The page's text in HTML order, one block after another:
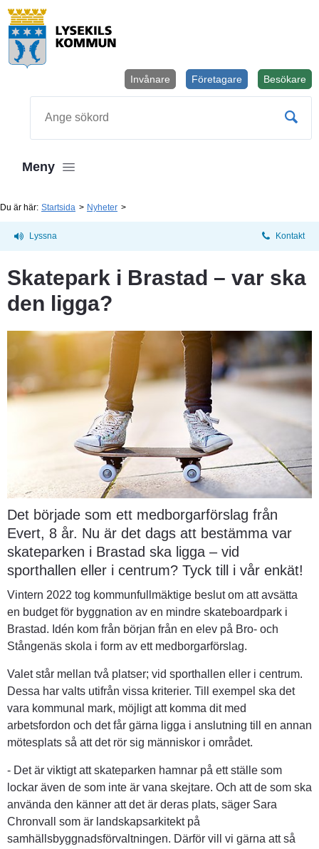
Besökare
Företagare
Invånare
Meny
Du är här: Startsida Nyheter
Lyssna Kontakt
Skatepark i Brastad – var ska
den ligga?
Det började som ett medborgarförslag från
Evert, 8 år. Nu är det dags att bestämma var
skateparken i Brastad ska ligga – vid
sporthallen eller i centrum? Tyck till i vår enkät!
Vintern 2022 tog kommunfullmäktige beslut om att avsätta
en budget för byggnation av en mindre skateboardpark i
Brastad. Idén kom från början från en elev på Bro- och
Stångenäs skola i form av ett medborgarförslag.
Valet står mellan två platser; vid sporthallen eller i centrum.
Dessa har valts utifrån vissa kriterier. Till exempel ska det
vara kommunal mark, möjligt att komma dit med
arbetsfordon och det får gärna ligga i anslutning till en annan
mötesplats så att det rör sig människor i området.
- Det är viktigt att skateparken hamnar på ett ställe som
lockar även de som inte är vana skejtare. Och att de som ska
använda den känner att det är deras plats, säger Sara
Chronvall som är landskapsarkitekt på
samhällsbyggnadsförvaltningen. Därför vill vi gärna att så